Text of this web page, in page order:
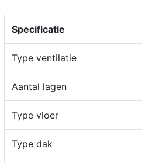
Specificatie
Type ventilatie
Aantal lagen
Type vloer
Type dak